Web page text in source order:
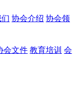
协会介绍 协会领
会文件 教育培训 会